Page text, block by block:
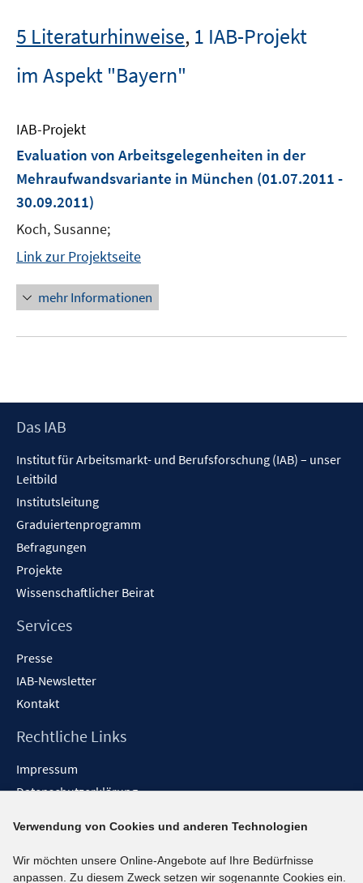
5 Literaturhinweise, 1 IAB-Projekt
im Aspekt "Bayern"
IAB-Projekt
Evaluation von Arbeitsgelegenheiten in der
Mehraufwandsvariante in München (01.07.2011 -
30.09.2011)
Koch, Susanne;
Link zur Projektseite
mehr Informationen
Footer
Das IAB
Institut für Arbeitsmarkt- und Berufsforschung (IAB) – unser
Leitbild
Institutsleitung
Graduiertenprogramm
Befragungen
Projekte
Wissenschaftlicher Beirat
Services
Presse
IAB-Newsletter
Kontakt
Rechtliche Links
Impressum
Datenschutzerklärung
Barrieren melden
Social-Media-Kanäle
Verwendung von Cookies und anderen Technologien
Wir möchten unsere Online-Angebote auf Ihre Bedürfnisse
anpassen. Zu diesem Zweck setzen wir sogenannte Cookies ein.